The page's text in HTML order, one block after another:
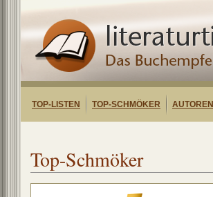
TOP-LISTEN TOP-SCHMÖKER AUTOREN
Top-Schmöker